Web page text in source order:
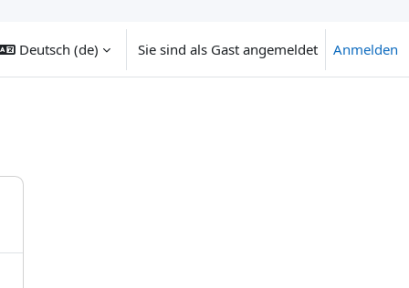
Deutsch ‎(de)‎ Sie sind als Gast angemeldet Anmelden